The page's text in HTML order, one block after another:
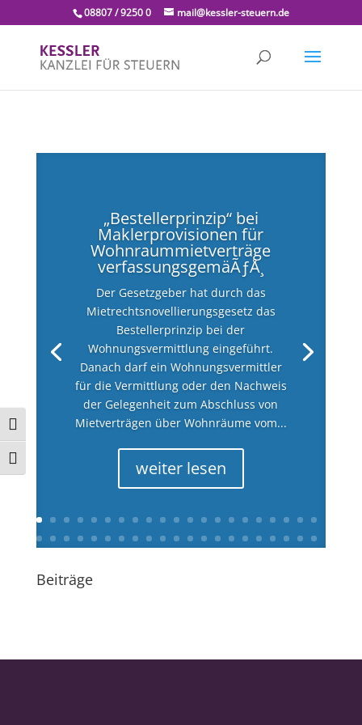
Umschalten auf hohe Kontraste
Schrift vergrößern
08807 / 9250 0 mail@kessler-steuern.de
„Bestellerprinzip“ bei
Maklerprovisionen für
Wohnraummietverträge
verfassungsgemäÃƒÅ¸
Der Gesetzgeber hat durch das
Mietrechtsnovellierungsgesetz das
Bestellerprinzip bei der
Wohnungsvermittlung eingeführt.
Danach darf ein Wohnungsvermittler
für die Vermittlung oder den Nachweis
der Gelegenheit zum Abschluss von
Mietverträgen über Wohnräume vom...
weiter lesen
Beiträge